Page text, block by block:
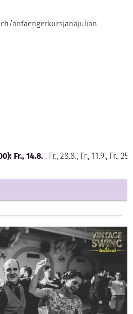
anfaengerkursjanajulian
Fr., 14.8. , Fr., 28.8., Fr., 11.9., Fr.,